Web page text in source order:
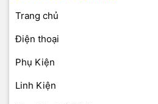
Trang chủ
Điện thoại
Phụ Kiện
Linh Kiện